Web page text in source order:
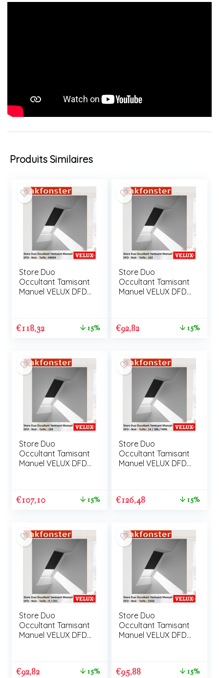
Produits Similaires
Store Duo
Occultant Tamisant
Manuel VELUX DFD
€118,32 15%
Store Duo
Occultant Tamisant
Manuel VELUX DFD
€92,82 15%
Store Duo
Occultant Tamisant
Manuel VELUX DFD
€107,10 15%
Store Duo
Occultant Tamisant
Manuel VELUX DFD
€126,48 15%
Store Duo
Occultant Tamisant
Manuel VELUX DFD
€92,82 15%
Store Duo
Occultant Tamisant
Manuel VELUX DFD
€95,88 15%